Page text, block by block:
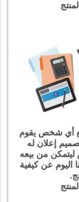
أي شخص يقوم
إعلان له
ليتمكن من بيعه
اليوم عن كيفية